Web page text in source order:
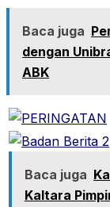
Baca juga
dengan
ABK
Baca juga
Kaltara